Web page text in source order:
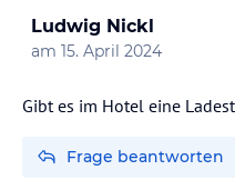
Ludwig Nickl
am 15. April 2024
Gibt es im Hotel eine
Frage beantworten